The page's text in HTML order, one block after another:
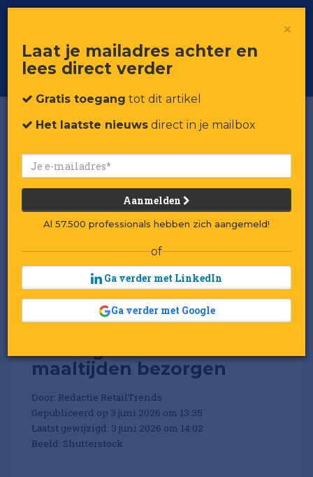
Voor professionals in retail & brands
Toggle
maaltijden bezorgen
Door: Redactie RetailTrends
Gepubliceerd op 3 juni 2026 om 13:35
Laatst gewijzigd: 3 juni 2026 om 14:02
Beeld: Shutterstock
×
Laat je mailadres achter en
lees direct verder
Gratis toegang tot dit artikel
Het laatste nieuws direct in je mailbox
Aanmelden
Al 57.500 professionals hebben zich aangemeld!
of
Ga verder met LinkedIn
Ga verder met Google